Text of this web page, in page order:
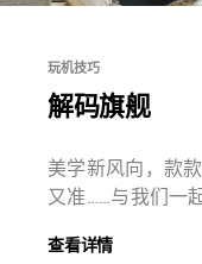
玩机技巧
解码旗舰
美学新风向，款
又准……与我们一
查看详情